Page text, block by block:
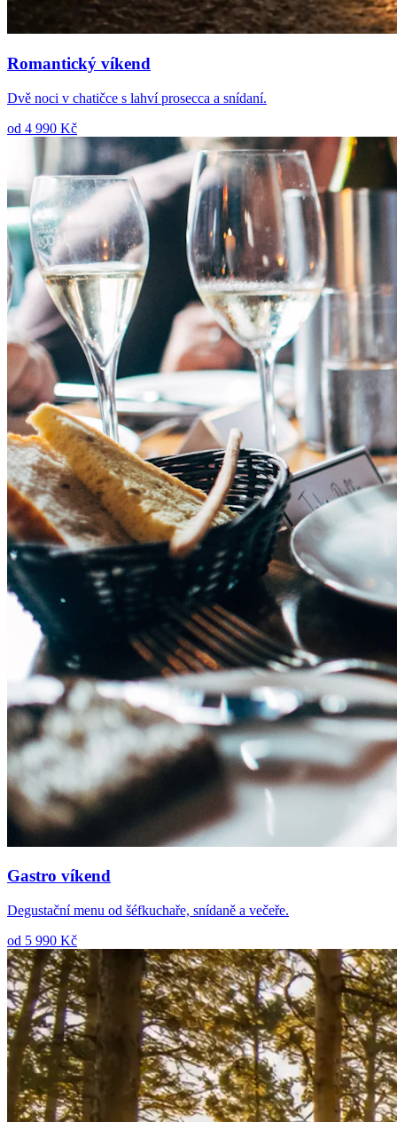
Romantický víkend
Dvě noci v chatičce s lahví prosecca a snídaní.
od 4 990 Kč
Gastro víkend
Degustační menu od šéfkuchaře, snídaně a večeře.
od 5 990 Kč